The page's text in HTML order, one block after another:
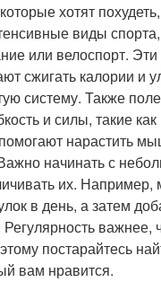
хотят
виды спорта,
или велоспорт.
сжигать калории и
систему. Также
и силы, такие как
нарастить
начинать с
их. Например,
в день, а затем
важнее,
постарайтесь
вам нравится.